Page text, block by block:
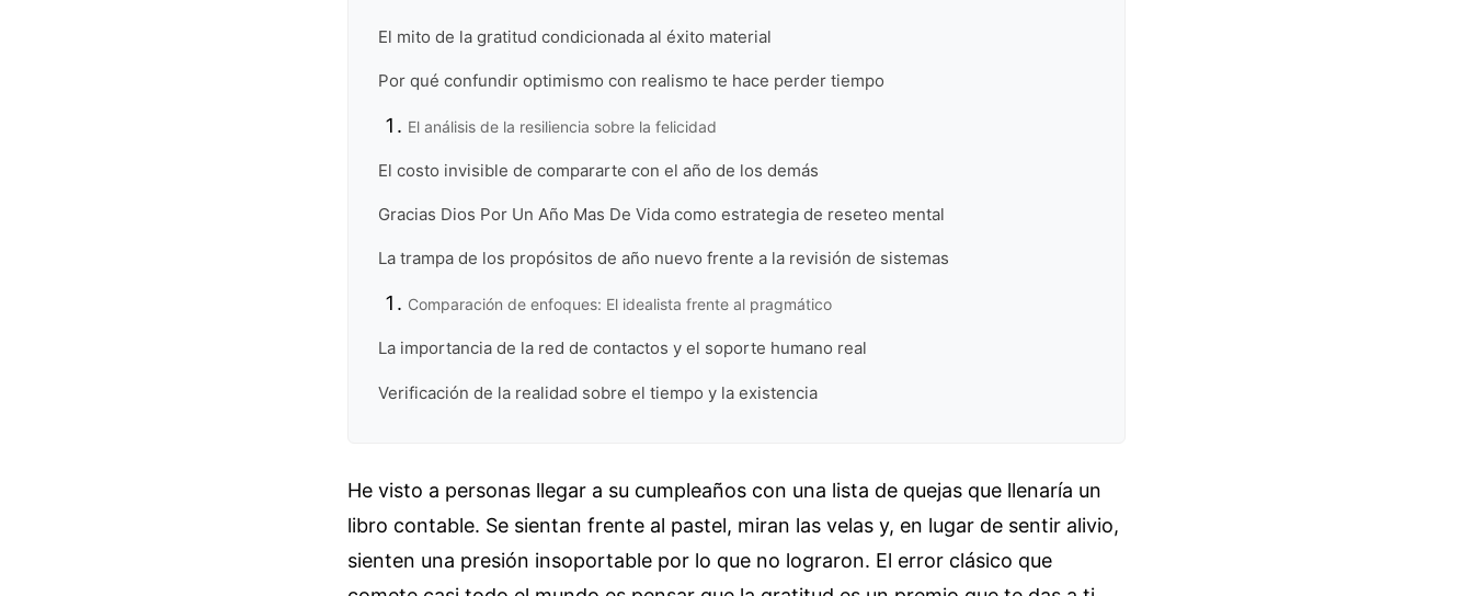
El mito de la gratitud condicionada al éxito material
Por qué confundir optimismo con realismo te hace perder tiempo
El análisis de la resiliencia sobre la felicidad
El costo invisible de compararte con el año de los demás
Gracias Dios Por Un Año Mas De Vida como estrategia de reseteo mental
La trampa de los propósitos de año nuevo frente a la revisión de sistemas
Comparación de enfoques: El idealista frente al pragmático
La importancia de la red de contactos y el soporte humano real
Verificación de la realidad sobre el tiempo y la existencia
He visto a personas llegar a su cumpleaños con una lista de quejas que llenaría un
libro contable. Se sientan frente al pastel, miran las velas y, en lugar de sentir alivio,
sienten una presión insoportable por lo que no lograron. El error clásico que